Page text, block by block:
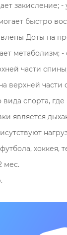
тканей;
на пресс и
для
закисление; -
быстро
Доты на
метаболизм; -
части
верхней части
вида спорта,
является
хоккея,
мес.